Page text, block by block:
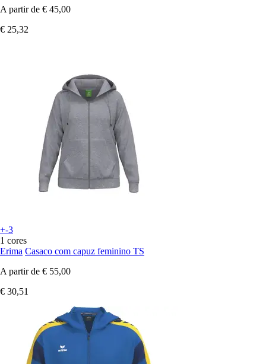
A partir de € 45,00
€ 25,32
+-3
1 cores
Erima Casaco com capuz feminino TS
A partir de € 55,00
€ 30,51